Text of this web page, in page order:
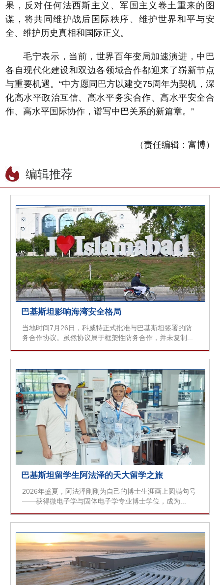
果，反对任何法西斯主义、军国主义卷土重来的图
谋，将共同维护战后国际秩序、维护世界和平与安
全、维护历史真相和国际正义。
毛宁表示，当前，世界百年变局加速演进，中巴
各自现代化建设和双边各领域合作都迎来了崭新节点
与重要机遇。“中方愿同巴方以建交75周年为契机，深
化高水平政治互信、高水平务实合作、高水平安全合
作、高水平国际协作，谱写中巴关系的新篇章。”
（责任编辑：富博）
编辑推荐
巴基斯坦影响海湾安全格局
当地时间7月26日，科威特正式批准与巴基斯坦签署的防
务合作协议。虽然协议属于框架性防务合作，并未复制...
巴基斯坦留学生阿法泽的天大留学之旅
2026年盛夏，阿法泽刚刚为自己的博士生涯画上圆满句号
——获得微电子学与固体电子学专业博士学位，成为...